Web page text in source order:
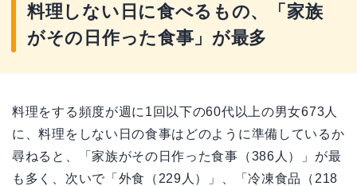
料理しない日に食べるもの、「家族
がその日作った食事」が最多
料理をする頻度が週に1回以下の60代以上の男女673人
に、料理をしない日の食事はどのように準備しているか
尋ねると、「家族がその日作った食事（386人）」が最
も多く、次いで「外食（229人）」、「冷凍食品（218